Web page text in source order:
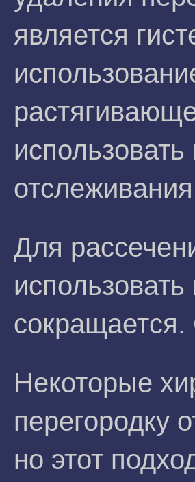
является
Для
сокращается.
Некоторые
перегородку
но этот